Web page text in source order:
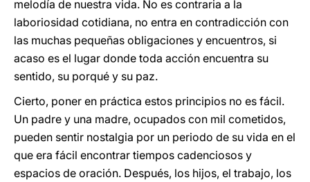
melodía de nuestra vida. No es contraria a la
laboriosidad cotidiana, no entra en contradicción con
las muchas pequeñas obligaciones y encuentros, si
acaso es el lugar donde toda acción encuentra su
sentido, su porqué y su paz.
Cierto, poner en práctica estos principios no es fácil.
Un padre y una madre, ocupados con mil cometidos,
pueden sentir nostalgia por un periodo de su vida en el
que era fácil encontrar tiempos cadenciosos y
espacios de oración. Después, los hijos, el trabajo, los